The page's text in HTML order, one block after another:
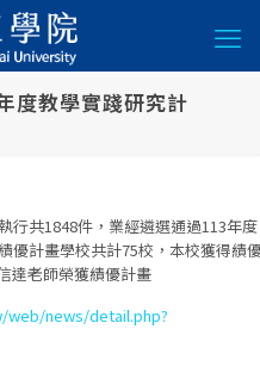
度教學實踐研究計
行共1848件，業經遴選通過113年度
優計畫學校共計75校，本校獲得績
達老師榮獲績優計畫
web/news/detail.php?